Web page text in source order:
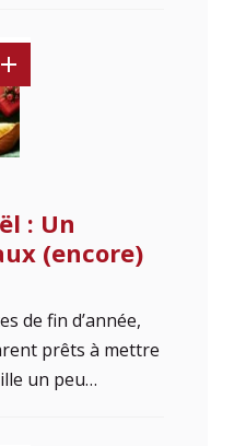
: Un
(encore)
de fin d’année,
prêts à mettre
un peu…